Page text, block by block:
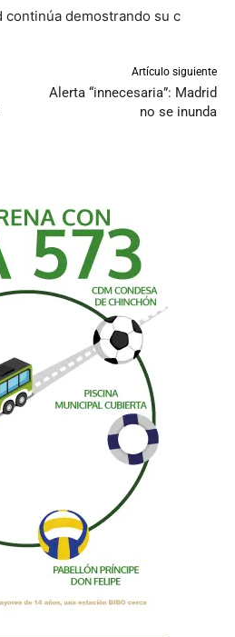
continúa demostrando su c
Artículo siguiente
Alerta “innecesaria”: Madrid
no se inunda